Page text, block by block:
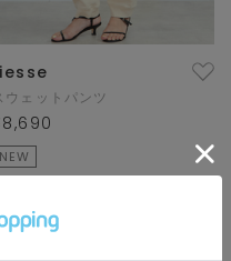
ウェットパンツ
NEW